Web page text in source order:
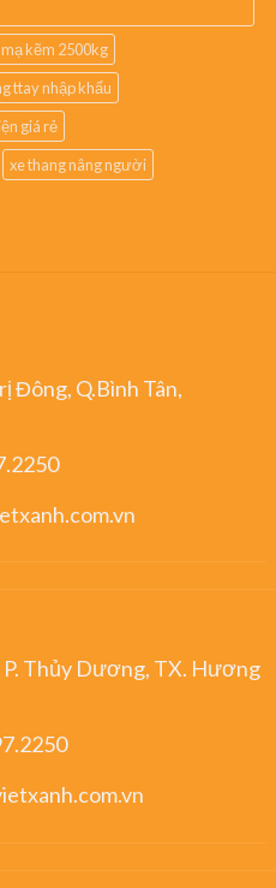
kẽm 2500kg
ttay nhập khẩu
giá rẻ
xe thang nâng người
Đông, Q.Bình Tân,
Thủy Dương, TX. Hương